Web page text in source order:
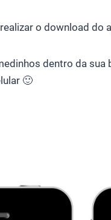
o download do
dentro da
🙂